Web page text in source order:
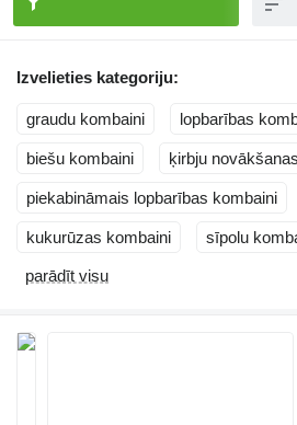
Izvelieties kategoriju:
graudu kombaini lopbarības
biešu kombaini ķirbju
piekabināmais lopbarības kombaini
kukurūzas kombaini sīpolu
parādīt visu